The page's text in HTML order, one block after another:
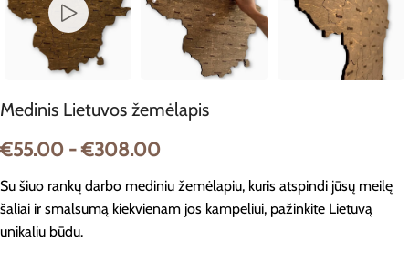
Medinis Lietuvos žemėlapis
€55.00 - €308.00
Su šiuo rankų darbo mediniu žemėlapiu, kuris atspindi jūsų meilę
šaliai ir smalsumą kiekvienam jos kampeliui, pažinkite Lietuvą
unikaliu būdu.